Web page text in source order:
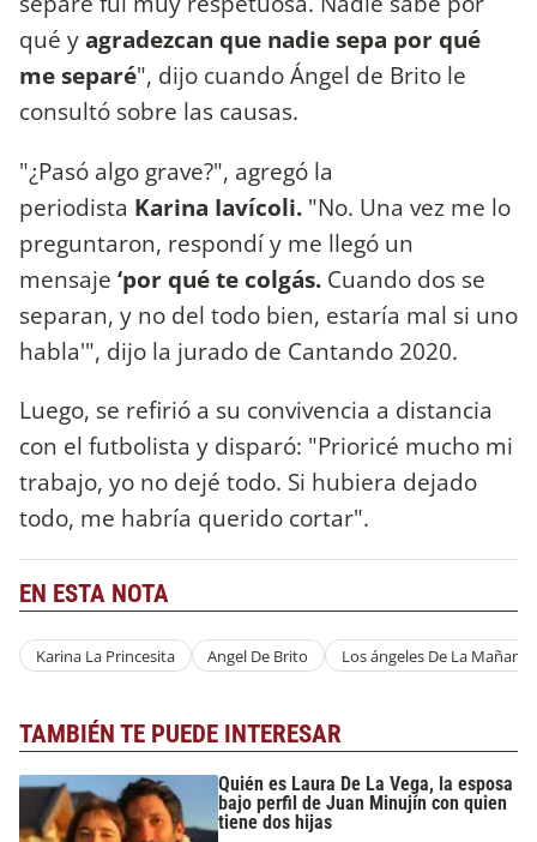
qué yagradezcan que nadie sepa por qué
me separé", dijo cuando Ángel de Brito le
consultó sobre las causas.
"¿Pasó algo grave?", agregó la
periodista Karina Iavícoli. "No. Una vez me lo
preguntaron, respondí y me llegó un
mensaje ‘por qué te colgás. Cuando dos se
separan, y no del todo bien, estaría mal si uno
habla'", dijo la jurado de Cantando 2020.
Luego, se refirió a su convivencia a distancia
con el futbolista y disparó: "Prioricé mucho mi
trabajo, yo no dejé todo. Si hubiera dejado
todo, me habría querido cortar".
EN ESTA NOTA
Karina La Princesita Angel De Brito Los ángeles De La Mañana
TAMBIÉN TE PUEDE INTERESAR
Quién es Laura De La Vega, la esposa
bajo perfil de Juan Minujín con quien
tiene dos hijas